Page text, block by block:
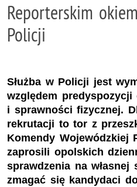
Reporterskim
Policji
Służba w Policji jest
względem
i sprawności fizycznej.
rekrutacji to tor z
Komendy Wojewódzkiej
zaprosili opolskich
sprawdzenia na własnej
zmagać się kandydaci